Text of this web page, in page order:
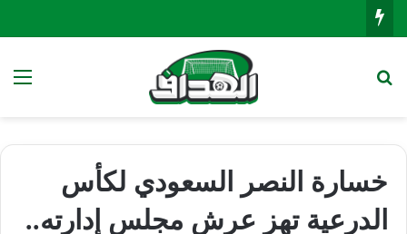
خسارة النصر السعودي لكأس
الدرعية تهز عرش مجلس إدارته..